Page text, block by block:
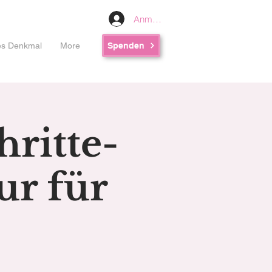
Anmelden
Denkmal More Spenden
für